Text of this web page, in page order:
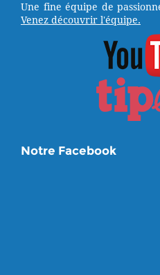
Une fine équipe de
Venez découvrir l'équipe.
Notre Facebook